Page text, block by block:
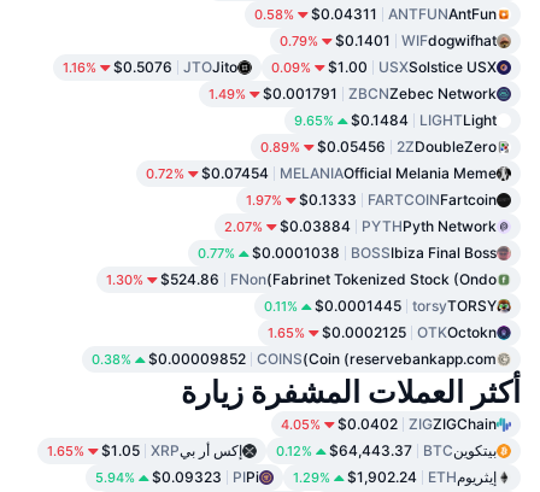
AntFun
ANTFUN
$0.04311
0.58%
dogwifhat
WIF
$0.1401
0.79%
Solstice USX
USX
$1.00
0.09%
Jito
JTO
$0.5076
1.16%
Zebec Network
ZBCN
$0.001791
1.49%
Light
LIGHT
$0.1484
9.65%
DoubleZero
2Z
$0.05456
0.89%
Official Melania Meme
MELANIA
$0.07454
0.72%
Fartcoin
FARTCOIN
$0.1333
1.97%
Pyth Network
PYTH
$0.03884
2.07%
Ibiza Final Boss
BOSS
$0.0001038
0.77%
Fabrinet Tokenized Stock (Ondo)
FNon
$524.86
1.30%
TORSY
torsy
$0.0001445
0.11%
Octokn
OTK
$0.0002125
1.65%
Coin (reservebankapp.com)
COINS
$0.00009852
0.38%
أكثر العملات المشفرة زيارة
ZIGChain
ZIG
$0.0402
4.05%
بيتكوينBTC
$64,443.37
0.12% إكس أر بيXRP
$1.05
1.65%
إيثريومETH
$1,902.24
1.29%
Pi
PI
$0.09323
5.94%